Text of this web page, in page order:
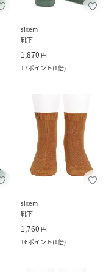
sixem
靴下
1,870 円
17ポイント(1倍)
sixem
靴下
1,760 円
16ポイント(1倍)